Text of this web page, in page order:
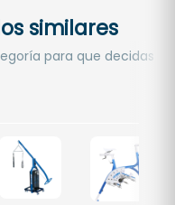
similares
para que decidas